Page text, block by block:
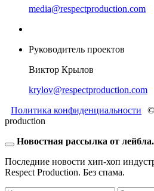
media@respectproduction.com
Руководитель проектов
Виктор Крылов
krylov@respectproduction.com
Политика конфиденциальности
©
production
Новостная рассылка от лейбла.
Последние новости хип-хоп
Respect Production. Без спама.